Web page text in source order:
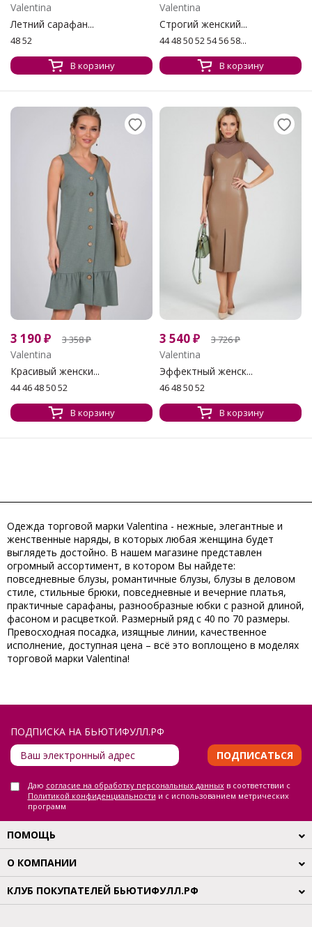
Valentina
Летний сарафан...
48 52
В корзину
Valentina
Строгий женский...
44 48 50 52 54 56 58...
В корзину
3 190₽ 3 358₽
Valentina
Красивый женски...
44 46 48 50 52
В корзину
3 540₽ 3 726₽
Valentina
Эффектный женск...
46 48 50 52
В корзину
Одежда торговой марки Valentina - нежные, элегантные и
женственные наряды, в которых любая женщина будет
выглядеть достойно. В нашем магазине представлен
огромный ассортимент, в котором Вы найдете:
повседневные блузы, романтичные блузы, блузы в деловом
стиле, стильные брюки, повседневные и вечерние платья,
практичные сарафаны, разнообразные юбки с разной длиной,
фасоном и расцветкой. Размерный ряд с 40 по 70 размеры.
Превосходная посадка, изящные линии, качественное
исполнение, доступная цена – всё это воплощено в моделях
торговой марки Valentina!
ПОДПИСКА НА БЬЮТИФУЛЛ.РФ
ПОДПИСАТЬСЯ
Даю согласие на обработку персональных данныхв соответствии с
Политикой конфиденциальности и с использованием метрических
программ
ПОМОЩЬ
О КОМПАНИИ
КЛУБ ПОКУПАТЕЛЕЙ БЬЮТИФУЛЛ.РФ